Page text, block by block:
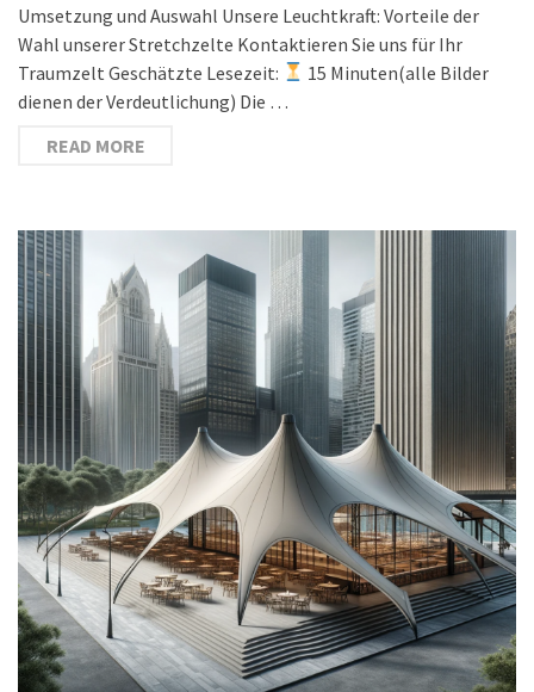
Umsetzung und Auswahl Unsere Leuchtkraft: Vorteile der
Wahl unserer Stretchzelte Kontaktieren Sie uns für Ihr
Traumzelt Geschätzte Lesezeit:
15 Minuten(alle Bilder
dienen der Verdeutlichung) Die …
READ MORE